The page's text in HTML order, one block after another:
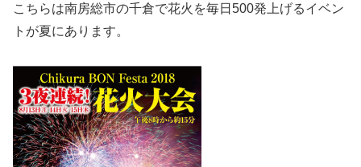
こちらは南房総市の千倉で花火を毎日500発上げるイベン
トが夏にあります。